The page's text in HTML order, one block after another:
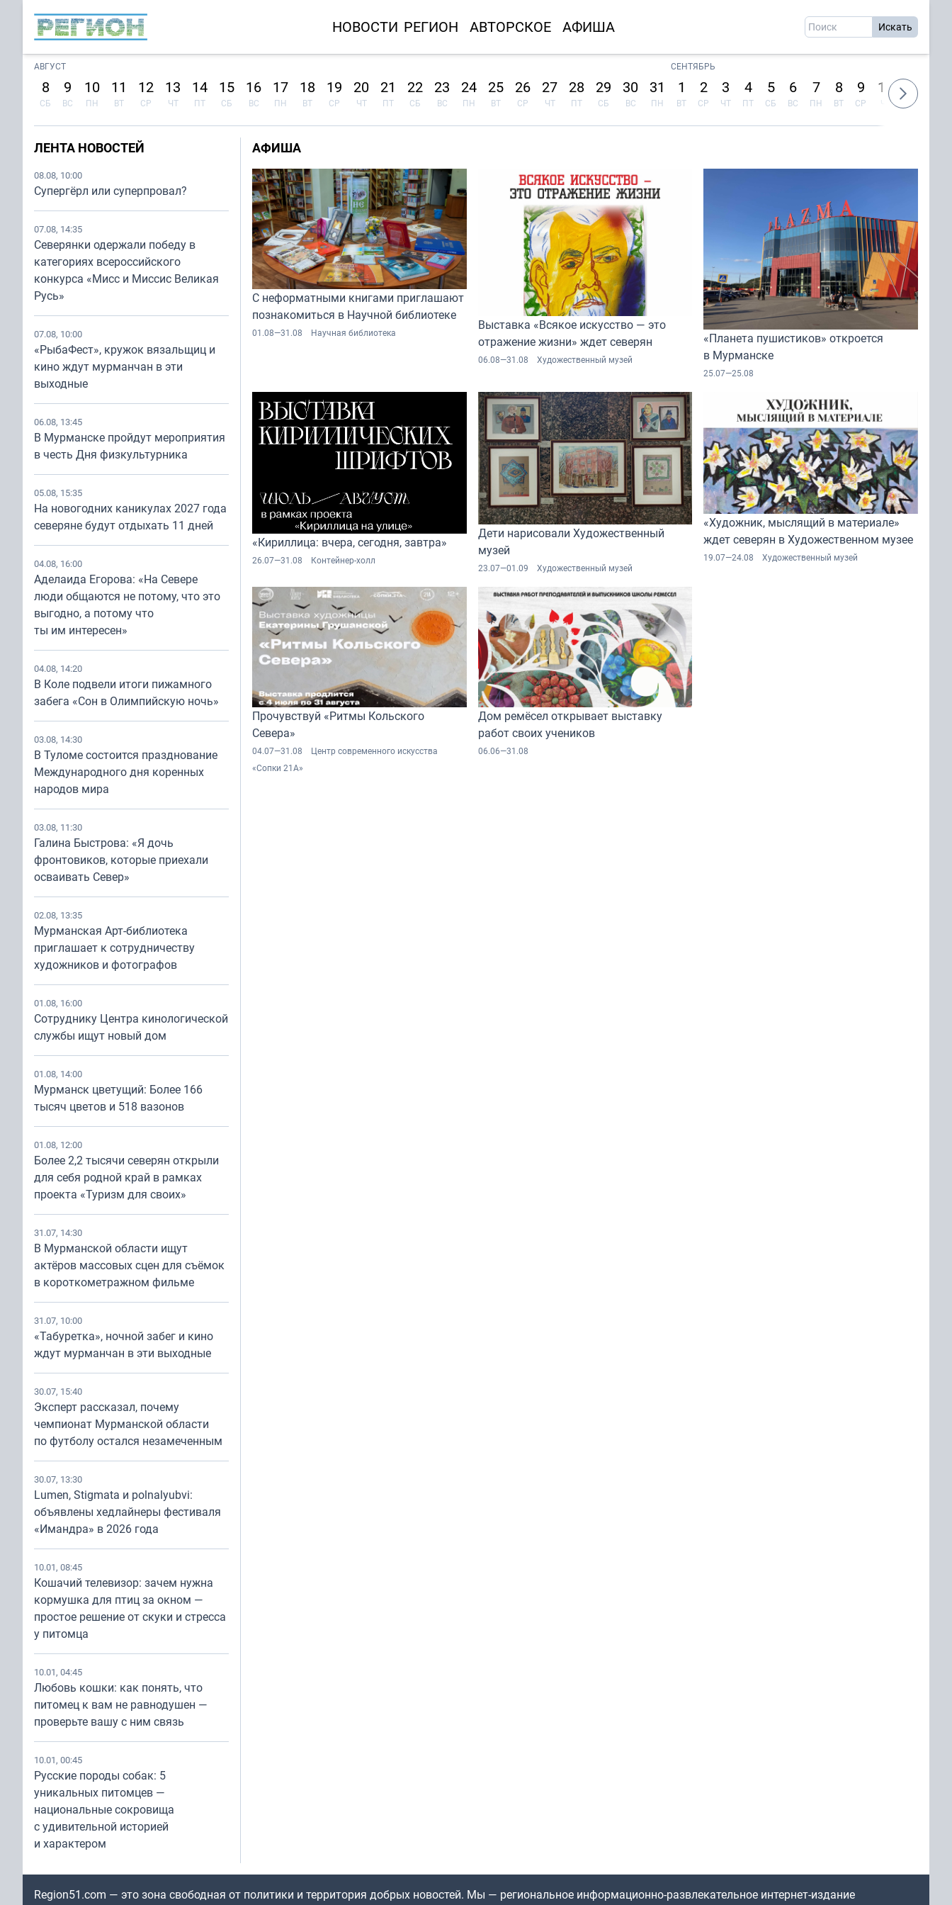
НОВОСТИ РЕГИОН АВТОРСКОЕ АФИША
АВГУСТ
8
СБ
9
ВС
10
ПН
11
ВТ
12
СР
13
ЧТ
14
ПТ
15
СБ
16
ВС
17
ПН
18
ВТ
19
СР
20
ЧТ
21
ПТ
22
СБ
23
ВС
24
ПН
25
ВТ
26
СР
27
ЧТ
28
ПТ
29
СБ
30
ВС
31
ПН
СЕНТЯБРЬ
1
ВТ
2
СР
3
ЧТ
4
ПТ
5
СБ
6
ВС
7
ПН
8
ВТ
9
СР
10
ЧТ
11
ПТ
ЛЕНТА НОВОСТЕЙ
08.08, 10:00
Супергёрл или суперпровал?
07.08, 14:35
Северянки одержали победу в
категориях всероссийского
конкурса «Мисс и Миссис Великая
Русь»
07.08, 10:00
«РыбаФест», кружок вязальщиц и
кино ждут мурманчан в эти
выходные
06.08, 13:45
В Мурманске пройдут мероприятия
в честь Дня физкультурника
05.08, 15:35
На новогодних каникулах 2027 года
северяне будут отдыхать 11 дней
04.08, 16:00
Аделаида Егорова: «На Севере
люди общаются не потому, что это
выгодно, а потому что
ты им интересен»
04.08, 14:20
В Коле подвели итоги пижамного
забега «Сон в Олимпийскую ночь»
03.08, 14:30
В Туломе состоится празднование
Международного дня коренных
народов мира
03.08, 11:30
Галина Быстрова: «Я дочь
фронтовиков, которые приехали
осваивать Север»
02.08, 13:35
Мурманская Арт-библиотека
приглашает к сотрудничеству
художников и фотографов
01.08, 16:00
Сотруднику Центра кинологической
службы ищут новый дом
01.08, 14:00
Мурманск цветущий: Более 166
тысяч цветов и 518 вазонов
01.08, 12:00
Более 2,2 тысячи северян открыли
для себя родной край в рамках
проекта «Туризм для своих»
31.07, 14:30
В Мурманской области ищут
актёров массовых сцен для съёмок
в короткометражном фильме
31.07, 10:00
«Табуретка», ночной забег и кино
ждут мурманчан в эти выходные
30.07, 15:40
Эксперт рассказал, почему
чемпионат Мурманской области
по футболу остался незамеченным
30.07, 13:30
Lumen, Stigmata и polnalyubvi:
объявлены хедлайнеры фестиваля
«Имандра» в 2026 года
10.01, 08:45
Кошачий телевизор: зачем нужна
кормушка для птиц за окном —
простое решение от скуки и стресса
у питомца
10.01, 04:45
Любовь кошки: как понять, что
питомец к вам не равнодушен —
проверьте вашу с ним связь
10.01, 00:45
Русские породы собак: 5
уникальных питомцев —
национальные сокровища
с удивительной историей
и характером
АФИША
С неформатными книгами приглашают
познакомиться в Научной библиотеке
01.08—31.08 Научная библиотека
Выставка «Всякое искусство — это
отражение жизни» ждет северян
06.08—31.08 Художественный музей
«Планета пушистиков» откроется
в Мурманске
25.07—25.08
«Кириллица: вчера, сегодня, завтра»
26.07—31.08 Контейнер-холл
Дети нарисовали Художественный
музей
23.07—01.09 Художественный музей
«Художник, мыслящий в материале»
ждет северян в Художественном музее
19.07—24.08 Художественный музей
Прочувствуй «Ритмы Кольского
Севера»
04.07—31.08
Центр современного искусства
«Сопки 21А»
Дом ремёсел открывает выставку
работ своих учеников
06.06—31.08
Region51.com — это зона свободная от политики и территория добрых новостей. Мы — региональное информационно-развлекательное интернет-издание